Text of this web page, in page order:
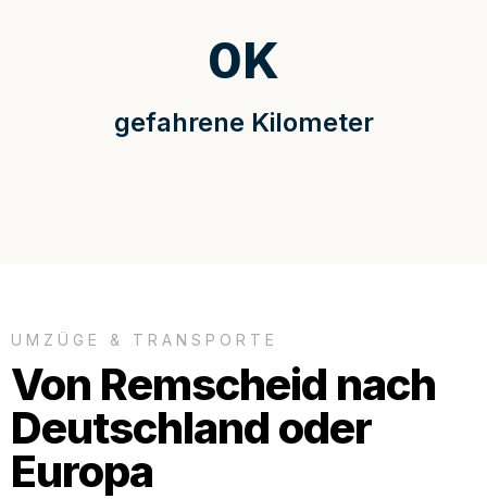
gefahrene Kilometer
0K
UMZÜGE & TRANSPORTE
Von Remscheid nach
Deutschland oder
Europa